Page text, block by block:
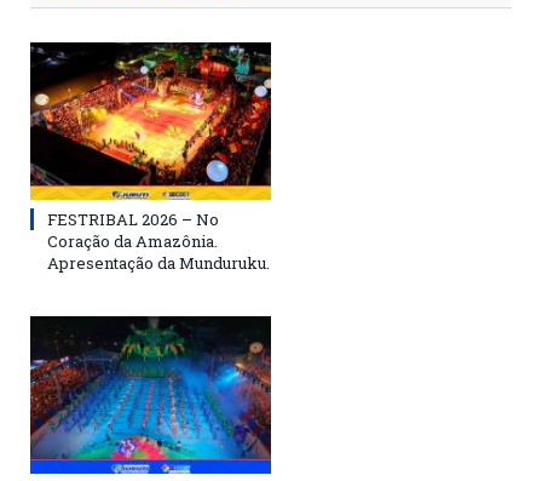
FESTRIBAL 2026 – No
Coração da Amazônia.
Apresentação da Munduruku.